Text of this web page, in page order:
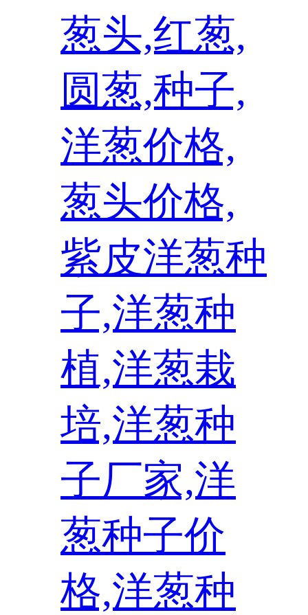
葱头,红葱,
圆葱,种子,
洋葱价格,
葱头价格,
紫皮洋葱种
子,洋葱种
植,洋葱栽
培,洋葱种
子厂家,洋
葱种子价
格,洋葱种